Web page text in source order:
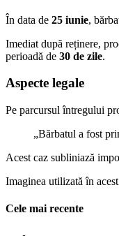
În data de 25 iunie,
Imediat după reținere,
perioadă de 30 de zile.
Aspecte legale
Pe parcursul întregului
„Bărbatul a fost
Acest caz subliniază
Imaginea utilizată în
Cele mai recente